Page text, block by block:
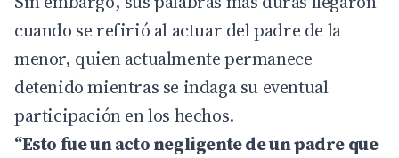
cuando se refirió al actuar del padre de la
menor, quien actualmente permanece
detenido mientras se indaga su eventual
participación en los hechos.
“Esto fue un acto negligente de un padre que